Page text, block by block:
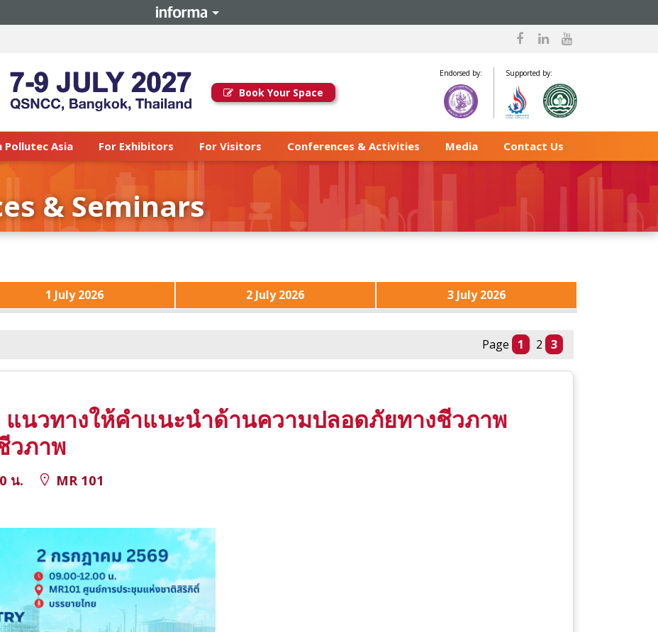
Book Your Space
Endorsed by: Supported by:
Pollutec Asia For Exhibitors For Visitors Conferences & Activities Media Contact Us
& Seminars
1 July 2026 2 July 2026 3 July 2026
Page 1 2 3
แนวทางให้คำแนะนำด้านความปลอดภัยทางชีวภาพ
วภาพ
น. MR 101